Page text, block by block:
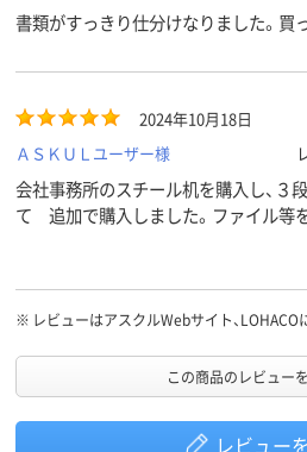
書類がすっきり仕分けなりました。買
2024年10月18日
ＡＳＫＵＬユーザー様
会社事務所のスチール机を購入し、３
て 追加で購入しました。ファイル等
※ レビューはアスクルWebサイト、LOHACO
この商品のレビュー
レビュー